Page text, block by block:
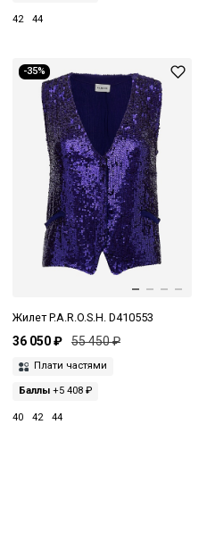
42 44
-35%
Жилет P.A.R.O.S.H. D410553
36 050 ₽ 55 450 ₽
Плати частями
Баллы +5 408 ₽
40 42 44